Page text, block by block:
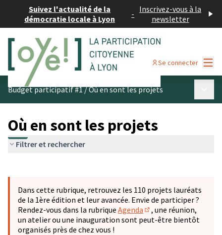
Suivez l'actualité de la
démocratie locale à Lyon
- Inscrivez-vous à la
newsletter
Se connecter
Budget participatif #1/Où en sont les projets
Où en sont les projets
Filtrer et rechercher
−
Dans cette rubrique, retrouvez les 110 projets lauréats
de la 1ère édition et leur avancée. Envie de participer ?
Rendez-vous dans la rubrique Agenda
(S'ouvre dans un
, une réunion,
un atelier ou une inauguration sont peut-être bientôt
organisés près de chez vous !